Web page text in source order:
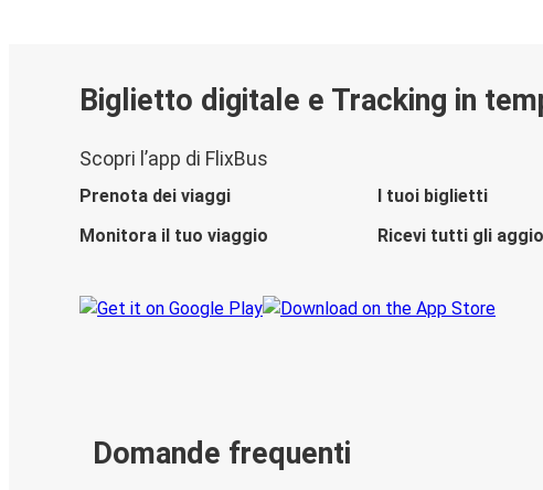
Biglietto digitale e Tracking in
Scopri l’app di FlixBus
Prenota dei viaggi
I tuoi biglietti
Monitora il tuo viaggio
Ricevi tutti gli
Domande frequenti